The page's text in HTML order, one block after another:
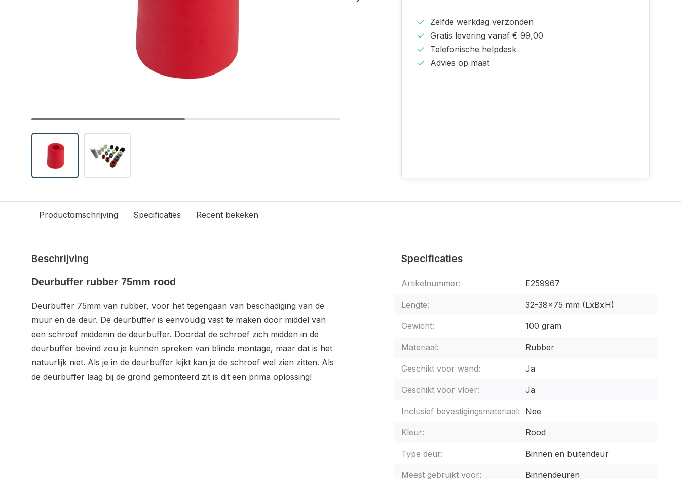
Zelfde werkdag verzonden
Gratis levering vanaf € 99,00
Telefonische helpdesk
Advies op maat
Productomschrijving Specificaties Recent bekeken
Beschrijving
Deurbuffer rubber 75mm rood
Deurbuffer 75mm van rubber, voor het tegengaan van beschadiging van de
muur en de deur. De deurbuffer is eenvoudig vast te maken door middel van
een schroef middenin de deurbuffer. Doordat de schroef zich midden in de
deurbuffer bevind zou je kunnen spreken van blinde montage, maar dat is het
natuurlijk niet. Als je in de deurbuffer kijkt kan je de schroef wel zien zitten. Als
de deurbuffer laag bij de grond gemonteerd zit is dit een prima oplossing!
Specificaties
Artikelnummer: E259967
Lengte: 32-38x75 mm (LxBxH)
Gewicht: 100 gram
Materiaal: Rubber
Geschikt voor wand: Ja
Geschikt voor vloer: Ja
Inclusief bevestigingsmateriaal: Nee
Kleur: Rood
Type deur: Binnen en buitendeur
Meest gebruikt voor: Binnendeuren